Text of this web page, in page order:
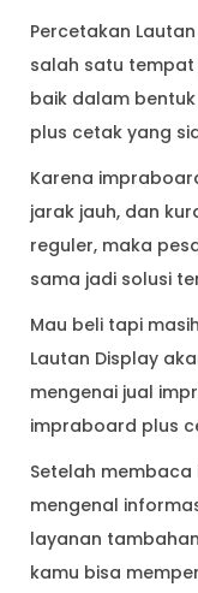
Percetakan
salah satu
baik dalam
plus cetak yang
Karena
jarak jauh, dan
reguler, maka
sama jadi solusi
Mau beli tapi
Lautan Display
mengenai jual
impraboard plus
Setelah membaca
mengenal
layanan
kamu bisa